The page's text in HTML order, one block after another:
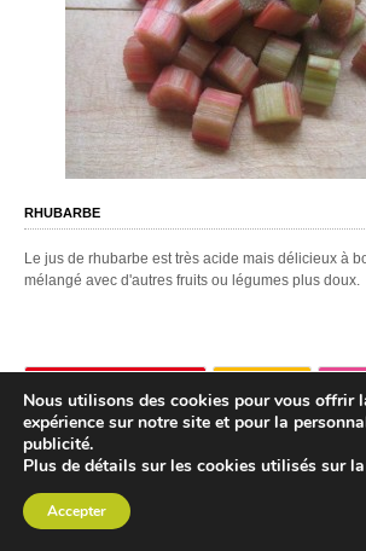
RHUBARBE
Le jus de rhubarbe est très acide mais délicieux à
mélangé avec d'autres fruits ou légumes plus doux.
Nous utilisons des cookies pour vous offrir
expérience sur notre site et pour la
publicité.
Plus de détails sur les cookies utilisés sur
Accepter